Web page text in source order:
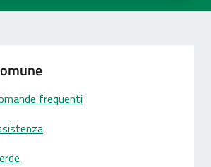
frequenti